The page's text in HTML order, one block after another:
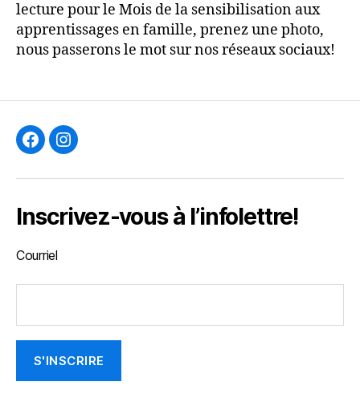
lecture pour le Mois de la sensibilisation aux
apprentissages en famille, prenez une photo,
nous passerons le mot sur nos réseaux sociaux!
F I
Inscrivez-vous à l’infolettre!
Courriel